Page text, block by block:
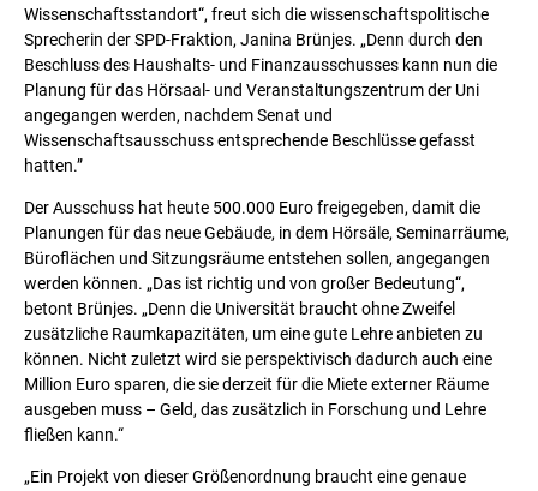
Wissenschaftsstandort“, freut sich die wissenschaftspolitische
Sprecherin der SPD-Fraktion, Janina Brünjes. „Denn durch den
Beschluss des Haushalts- und Finanzausschusses kann nun die
Planung für das Hörsaal- und Veranstaltungszentrum der Uni
angegangen werden, nachdem Senat und
Wissenschaftsausschuss entsprechende Beschlüsse gefasst
hatten.”
Der Ausschuss hat heute 500.000 Euro freigegeben, damit die
Planungen für das neue Gebäude, in dem Hörsäle, Seminarräume,
Büroflächen und Sitzungsräume entstehen sollen, angegangen
werden können. „Das ist richtig und von großer Bedeutung“,
betont Brünjes. „Denn die Universität braucht ohne Zweifel
zusätzliche Raumkapazitäten, um eine gute Lehre anbieten zu
können. Nicht zuletzt wird sie perspektivisch dadurch auch eine
Million Euro sparen, die sie derzeit für die Miete externer Räume
ausgeben muss – Geld, das zusätzlich in Forschung und Lehre
fließen kann.“
„Ein Projekt von dieser Größenordnung braucht eine genaue